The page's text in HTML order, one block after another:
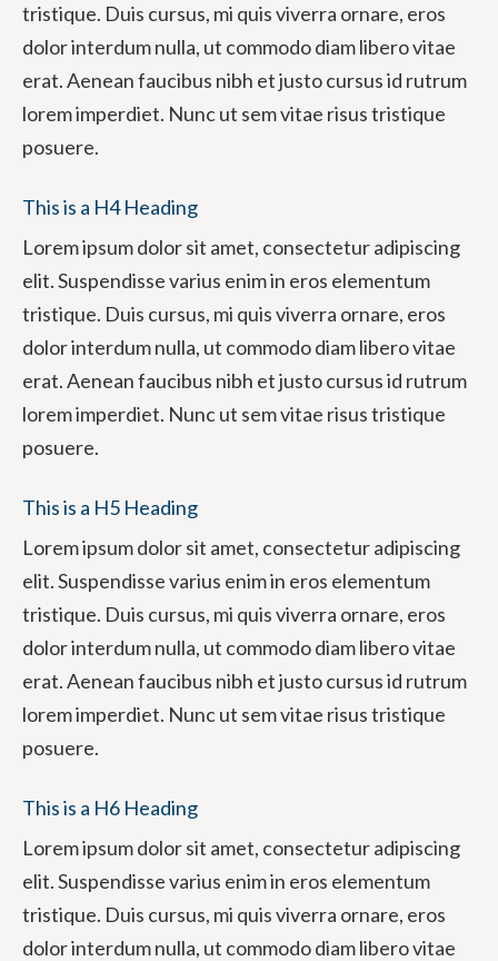
tristique. Duis cursus, mi quis viverra ornare, eros
dolor interdum nulla, ut commodo diam libero vitae
erat. Aenean faucibus nibh et justo cursus id rutrum
lorem imperdiet. Nunc ut sem vitae risus tristique
posuere.
This is a H4 Heading
Lorem ipsum dolor sit amet, consectetur adipiscing
elit. Suspendisse varius enim in eros elementum
tristique. Duis cursus, mi quis viverra ornare, eros
dolor interdum nulla, ut commodo diam libero vitae
erat. Aenean faucibus nibh et justo cursus id rutrum
lorem imperdiet. Nunc ut sem vitae risus tristique
posuere.
This is a H5 Heading
Lorem ipsum dolor sit amet, consectetur adipiscing
elit. Suspendisse varius enim in eros elementum
tristique. Duis cursus, mi quis viverra ornare, eros
dolor interdum nulla, ut commodo diam libero vitae
erat. Aenean faucibus nibh et justo cursus id rutrum
lorem imperdiet. Nunc ut sem vitae risus tristique
posuere.
This is a H6 Heading
Lorem ipsum dolor sit amet, consectetur adipiscing
elit. Suspendisse varius enim in eros elementum
tristique. Duis cursus, mi quis viverra ornare, eros
dolor interdum nulla, ut commodo diam libero vitae